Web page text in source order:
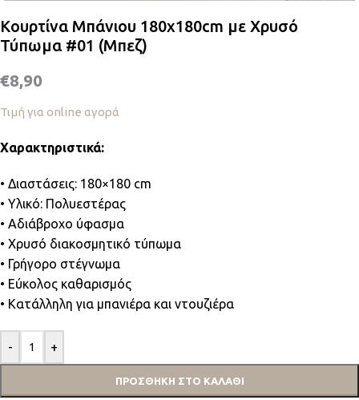
Κουρτίνα Μπάνιου 180x180cm με Χρυσό
Τύπωμα #01 (Μπεζ)
€8,90
Τιμή για online αγορά
Χαρακτηριστικά:
• Διαστάσεις: 180×180 cm
• Υλικό: Πολυεστέρας
• Αδιάβροχο ύφασμα
• Χρυσό διακοσμητικό τύπωμα
• Γρήγορο στέγνωμα
• Εύκολος καθαρισμός
• Κατάλληλη για μπανιέρα και ντουζιέρα
- +
ΠΡΟΣΘΉΚΗ ΣΤΟ ΚΑΛΆΘΙ